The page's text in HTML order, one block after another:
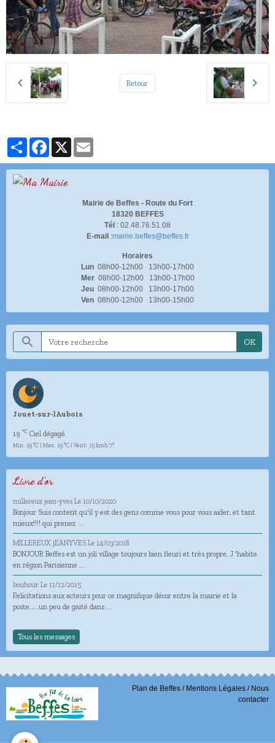
Retour
PartagerFacebookX
Mairie de Beffes - Route du Fort
18320 BEFFES
Tél : 02.48.76.51.08
E-mail :mairie.beffes@beffes.fr
Horaires
Lun 08h00-12h00 13h00-17h00
Mer 08h00-12h00 13h00-17h00
Jeu 08h00-12h00 13h00-17h00
Ven 08h00-12h00 13h00-15h00
OK
Jouet-sur-lAubois
19 °C Ciel dégagé
Min: 19 °C | Max: 19 °C | Vent: 15 kmh 7°
Livre d'or
millereux jean-yves Le 10/10/2020
Bonjour Suis content qu'il y est des gens comme vous pour vous aider, et tant
mieux!!!! qui prenez ...
MILLEREUX jEANYVES Le 14/03/2018
BONJOUR Beffes est un joli village toujours bien fleuri et très propre. J 'habite
en région Parisienne ...
bouhour Le 11/12/2015
Felicitations aux acteurs pour ce magnifique décor entre la mairie et la
poste.....un peu de gaité dans ...
Tous les messages
Plan de Beffes / Mentions Légales / Nous
contacter